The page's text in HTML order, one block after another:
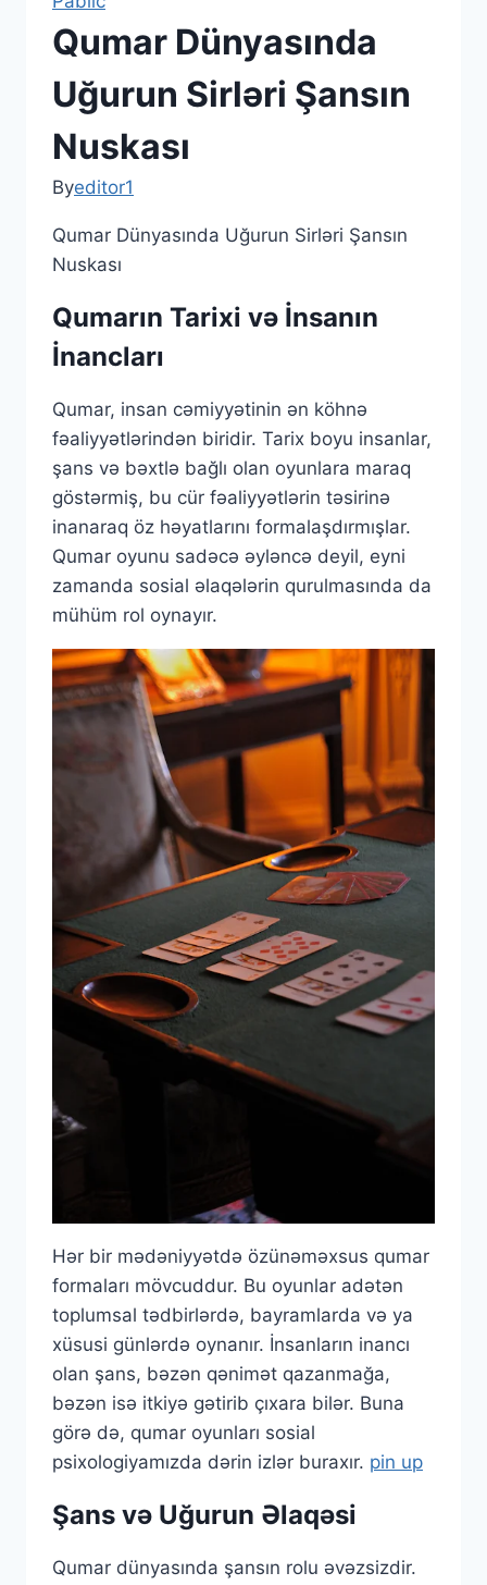
Qumar Dünyasında
Uğurun Sirləri Şansın
Nuskası
Byeditor1
Qumar Dünyasında Uğurun Sirləri Şansın
Nuskası
Qumarın Tarixi və İnsanın
İnancları
Qumar, insan cəmiyyətinin ən köhnə
fəaliyyətlərindən biridir. Tarix boyu insanlar,
şans və bəxtlə bağlı olan oyunlara maraq
göstərmiş, bu cür fəaliyyətlərin təsirinə
inanaraq öz həyatlarını formalaşdırmışlar.
Qumar oyunu sadəcə əyləncə deyil, eyni
zamanda sosial əlaqələrin qurulmasında da
mühüm rol oynayır.
Hər bir mədəniyyətdə özünəməxsus qumar
formaları mövcuddur. Bu oyunlar adətən
toplumsal tədbirlərdə, bayramlarda və ya
xüsusi günlərdə oynanır. İnsanların inancı
olan şans, bəzən qənimət qazanmağa,
bəzən isə itkiyə gətirib çıxara bilər. Buna
görə də, qumar oyunları sosial
psixologiyamızda dərin izlər buraxır. pin up
Şans və Uğurun Əlaqəsi
Qumar dünyasında şansın rolu əvəzsizdir.